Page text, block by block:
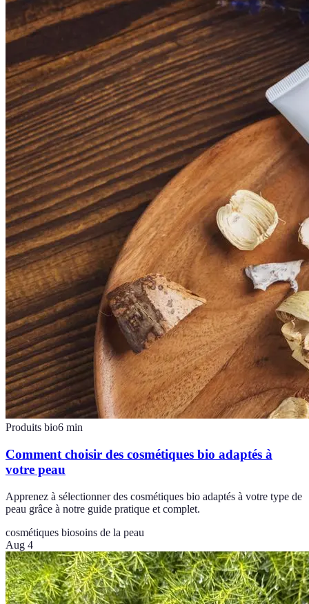
Produits bio6 min
Comment choisir des cosmétiques bio adaptés à
votre peau
Apprenez à sélectionner des cosmétiques bio adaptés à votre type de
peau grâce à notre guide pratique et complet.
cosmétiques biosoins de la peau
Aug 4